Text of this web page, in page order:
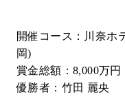
開催コース：川奈ホ
岡)
賞金総額：8,000万円
優勝者：竹田 麗央